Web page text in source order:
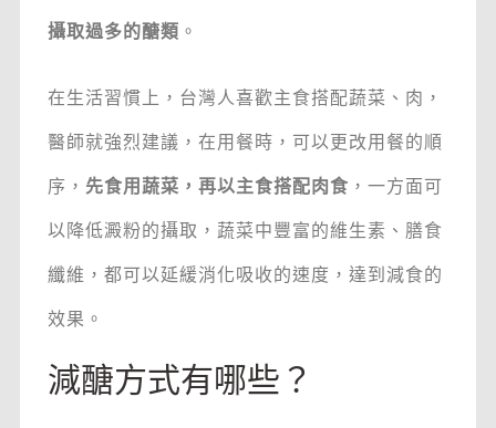
攝取過多的醣類 。
在生活習慣上，台灣人喜歡主食搭配蔬菜、肉，
醫師就強烈建議，在用餐時，可以更改用餐的順
序， 先食用蔬菜，再以主食搭配肉食 ，一方面可
以降低澱粉的攝取，蔬菜中豐富的維生素、膳食
纖維，都可以延緩消化吸收的速度，達到減食的
效果。
減醣方式有哪些？